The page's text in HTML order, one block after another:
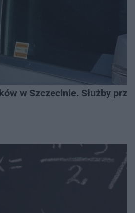
w Szczecinie. Służby